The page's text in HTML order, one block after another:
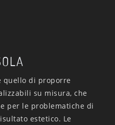
quello di proporre
su misura, che
per le problematiche di
estetico. Le